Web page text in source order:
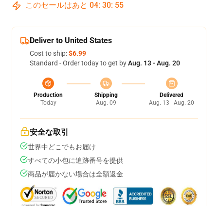
このセールはあと 04: 30: 54
Deliver to United States
Cost to ship:$6.99
Standard - Order today to get byAug. 13 - Aug. 20
Production
Today
Shipping
Aug. 09
Delivered
Aug. 13 - Aug. 20
安全な取引
世界中どこでもお届け
すべての小包に追跡番号を提供
商品が届かない場合は全額返金